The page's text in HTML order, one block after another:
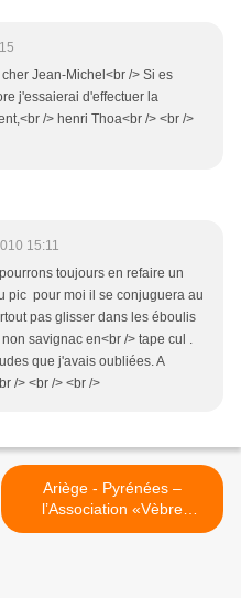
Jean-Michel<br /> Si es
j'essaierai d'effectuer la
/> henri Thoa<br /> <br />
15:11
toujours en refaire un
pic pour moi il se conjuguera au
pas glisser dans les éboulis
savignac en<br /> tape cul .
que j'avais oubliées. A
/> <br /> <br />
Ariège - Pyrénées –
l’Association «Vèbre
Chemins Faisant » a